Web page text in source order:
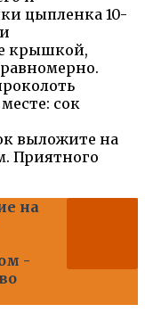
цыпленка 10-
крышкой,
сок
выложите на
Приятного
на
-